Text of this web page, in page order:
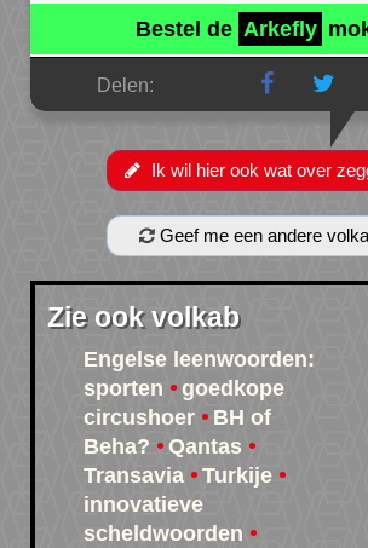
Bestel de Arkefly
Delen:
Ik wil hier ook wat over
Geef me een andere
Zie ook volkab
Engelse leenwoorden:
sporten
goedkope
circushoer
BH of
Beha?
Qantas
Transavia
Turkije
innovatieve
scheldwoorden